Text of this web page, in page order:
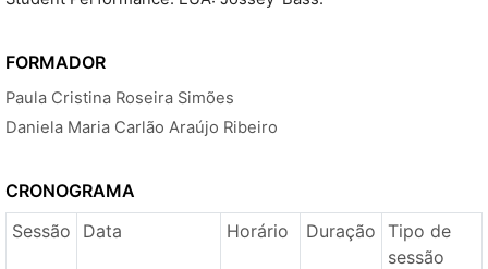
FORMADOR
Paula Cristina Roseira Simões
Daniela Maria Carlão Araújo Ribeiro
CRONOGRAMA
Sessão
Data Horário Duração Tipo de
sessão